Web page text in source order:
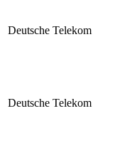
Deutsche Telekom
Deutsche Telekom